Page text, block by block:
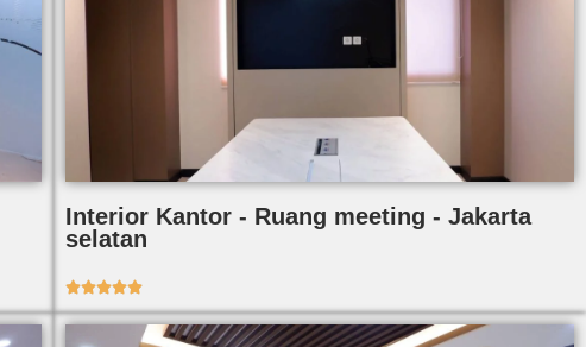
Interior Kantor - Ruang meeting - Jakarta
selatan
